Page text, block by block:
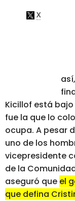
Kicillof está bajo
fue la que lo
ocupa. A pesar
uno de los
vicepresidente
de la
aseguró que el
que defina